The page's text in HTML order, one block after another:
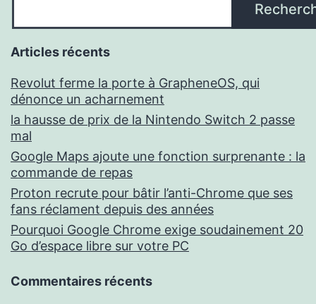
Articles récents
Revolut ferme la porte à GrapheneOS, qui
dénonce un acharnement
la hausse de prix de la Nintendo Switch 2 passe
mal
Google Maps ajoute une fonction surprenante : la
commande de repas
Proton recrute pour bâtir l’anti-Chrome que ses
fans réclament depuis des années
Pourquoi Google Chrome exige soudainement 20
Go d’espace libre sur votre PC
Commentaires récents